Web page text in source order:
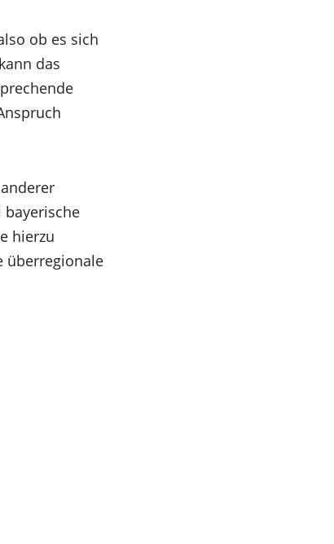
ob es sich
das
bayerische
hierzu
überregionale